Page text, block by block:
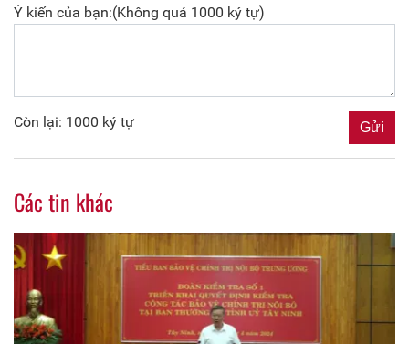
Ý kiến của bạn:(Không quá 1000 ký tự)
Còn lại: 1000 ký tự
Các tin khác